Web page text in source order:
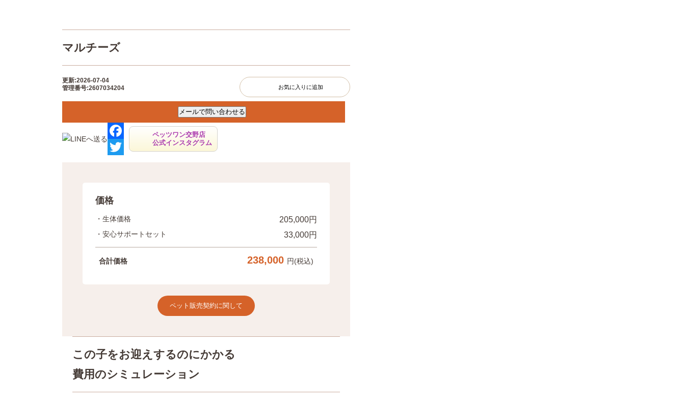
マルチーズ
更新:2026-07-04
管理番号:2607034204
お気に入りに追加
F
e
o
k
i
e
r
ペッツワン交野店
公式インスタグラム
価格
・生体価格 205,000円
・安心サポートセット 33,000円
合計価格 238,000 円(税込)
ペット販売契約に関して
この子をお迎えするのにかかる
費用のシミュレーション